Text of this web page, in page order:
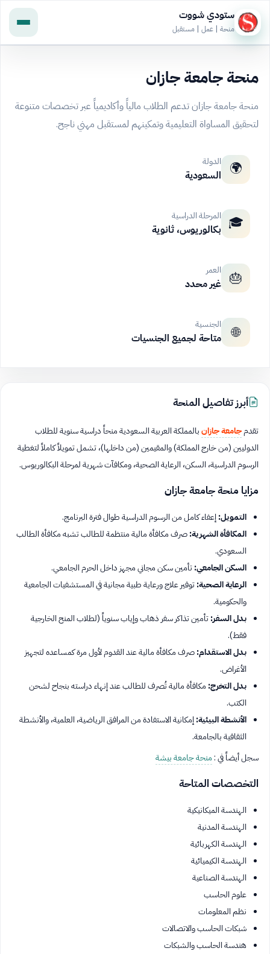
ستودي شووت
منحة | عمل | مستقبل
منحة جامعة جازان
منحة جامعة جازان تدعم الطلاب مالياً وأكاديمياً عبر تخصصات متنوعة
لتحقيق المساواة التعليمية وتمكينهم لمستقبل مهني ناجح.
🌍 الدولة
السعودية
🎓 المرحلة الدراسية
بكالوريوس، ثانوية
🎂 العمر
غير محدد
🌐 الجنسية
متاحة لجميع الجنسيات
أبرز تفاصيل المنحة
تقدمجامعة جازانبالمملكة العربية السعودية منحاً دراسية سنوية للطلاب
الدوليين (من خارج المملكة) والمقيمين (من داخلها)، تشمل تمويلاً كاملاً لتغطية
الرسوم الدراسية، السكن، الرعاية الصحية، ومكافآت شهرية لمرحلة البكالوريوس.
مزايا منحة جامعة جازان
التمويل: إعفاء كامل من الرسوم الدراسية طوال فترة البرنامج.
المكافأة الشهرية:صرف مكافأة مالية منتظمة للطالب تشبه مكافأة الطالب
السعودي.
السكن الجامعي:تأمين سكن مجاني مجهز داخل الحرم الجامعي.
الرعاية الصحية:توفير علاج ورعاية طبية مجانية في المستشفيات الجامعية
والحكومية.
بدل السفر:تأمين تذاكر سفر ذهاب وإياب سنوياً (لطلاب المنح الخارجية
فقط).
بدل الاستقدام:صرف مكافأة مالية عند القدوم لأول مرة كمساعده لتجهيز
الأغراض.
بدل التخرج:مكافأة مالية تُصرف للطالب عند إنهاء دراسته بنجاح لشحن
الكتب.
الأنشطة البيئية: إمكانية الاستفادة من المرافق الرياضية، العلمية، والأنشطة
الثقافية بالجامعة.
سجل أيضاً في :منحة جامعة بيشة
التخصصات المتاحة
الهندسة الميكانيكية
الهندسة المدنية
الهندسة الكهربائية
الهندسة الكيميائية
الهندسة الصناعية
علوم الحاسب
نظم المعلومات
شبكات الحاسب والاتصالات
هندسة الحاسب والشبكات